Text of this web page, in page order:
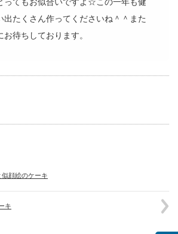
ってもお似合いですよ☆この一年も健
出たくさん作ってくださいね＾＾また
待ちしております。
似顔絵のケーキ
キ